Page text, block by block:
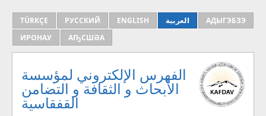
TÜRKÇE РУССКИЙ ENGLISH العربية
АДЫГЭБЗЭ
ИРОНАУ
АҦСШӘА
الفهرس الإلكتروني لمؤسسة
الأبحاث و الثقافة و التضامن
القفقاسية